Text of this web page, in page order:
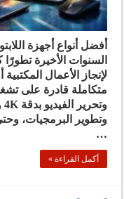
السنوات الأخيرة
لإنجاز الأعمال
متكاملة قادرة على
وتطوير البرمجيات،
…
أكمل القراءة »